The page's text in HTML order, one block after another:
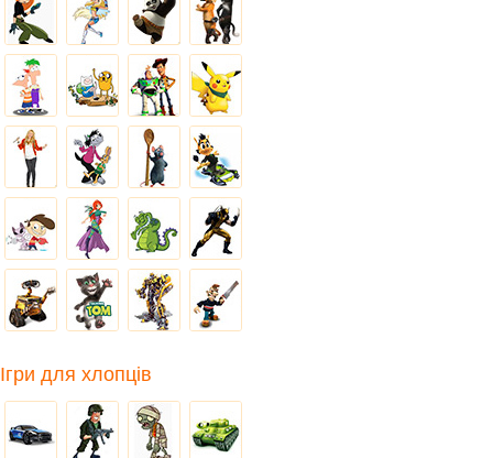
Ігри для хлопців